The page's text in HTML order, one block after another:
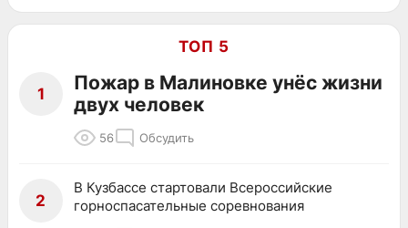
ТОП 5
1
Пожар в Малиновке унёс жизни
двух человек
56 Обсудить
2
В Кузбассе стартовали Всероссийские
горноспасательные соревнования